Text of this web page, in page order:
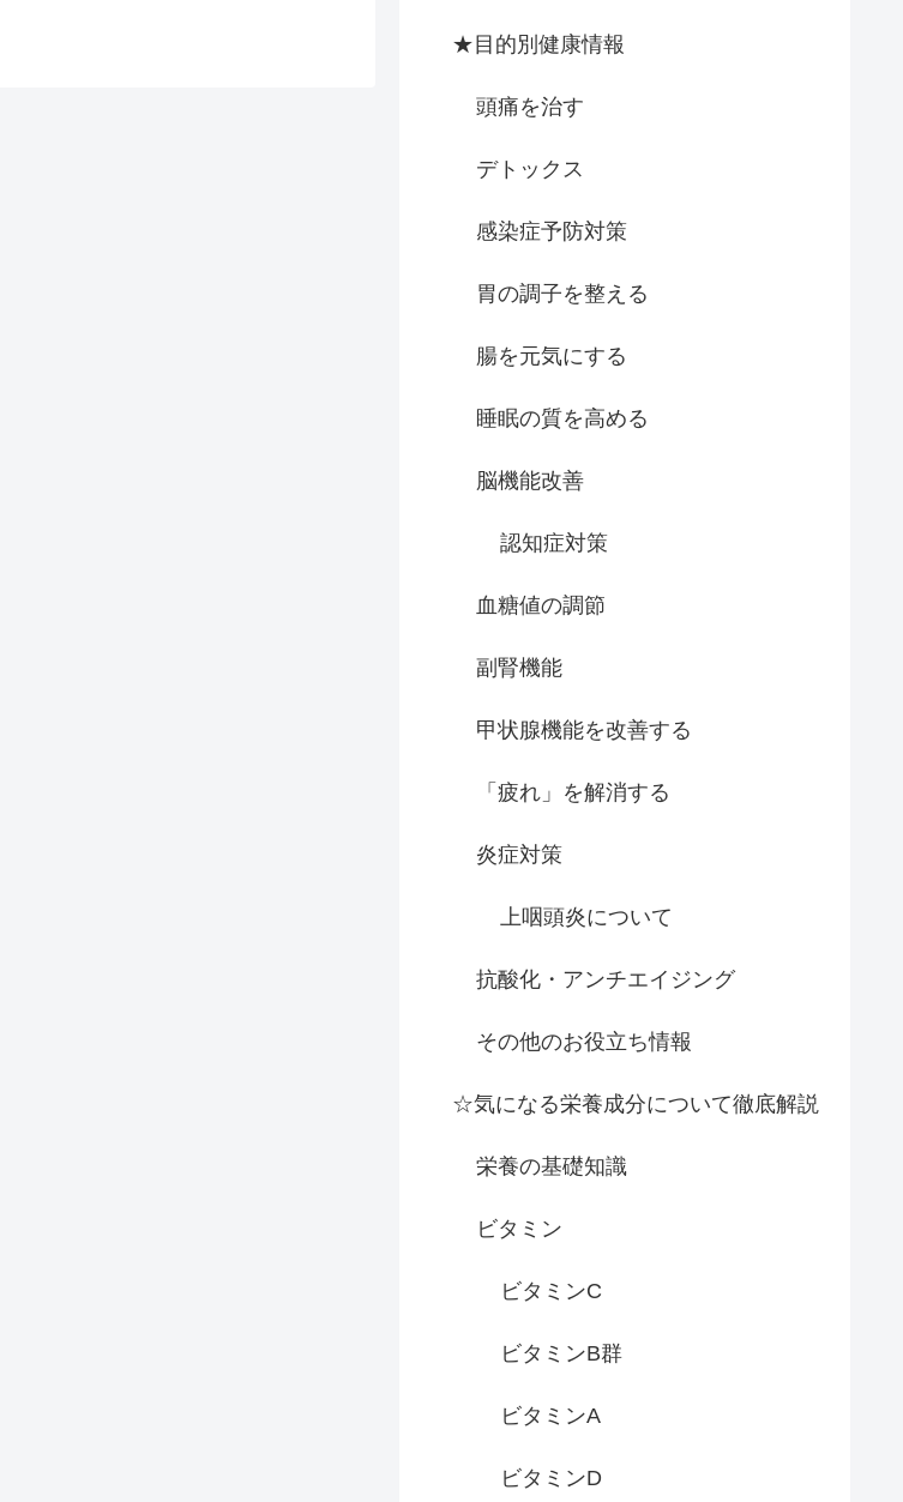
★目的別健康情報
頭痛を治す
デトックス
感染症予防対策
胃の調子を整える
腸を元気にする
睡眠の質を高める
脳機能改善
認知症対策
血糖値の調節
副腎機能
甲状腺機能を改善する
「疲れ」を解消する
炎症対策
上咽頭炎について
抗酸化・アンチエイジング
その他のお役立ち情報
☆気になる栄養成分について徹底解説
栄養の基礎知識
ビタミン
ビタミンC
ビタミンB群
ビタミンA
ビタミンD